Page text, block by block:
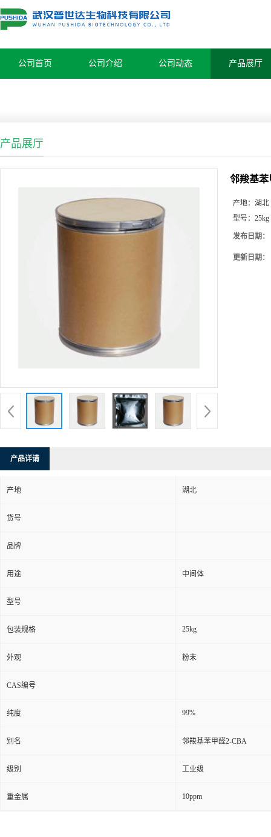
公司首页 公司介绍 公司动态 产品展厅
产品展厅
邻羧基
产地： 湖北
型号： 25kg
发布日期：
更新日期：
产品详请
产地 湖北
货号
品牌
用途 中间体
型号
包装规格 25kg
外观 粉末
CAS编号
纯度 99%
别名 邻羧基苯甲醛2-CBA
级别 工业级
重金属 10ppm